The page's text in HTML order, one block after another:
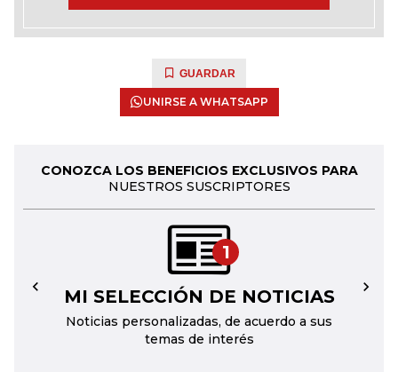
GUARDAR
UNIRSE A WHATSAPP
CONOZCA LOS BENEFICIOS EXCLUSIVOS PARA
NUESTROS SUSCRIPTORES
1
MI SELECCIÓN DE NOTICIAS
Noticias personalizadas, de acuerdo a sus
temas de interés
← →